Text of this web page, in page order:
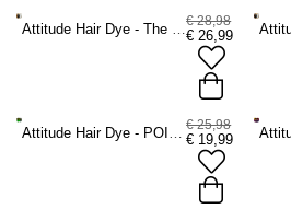
€ 28,98
€ 26,99
€ 25,98
€ 19,99